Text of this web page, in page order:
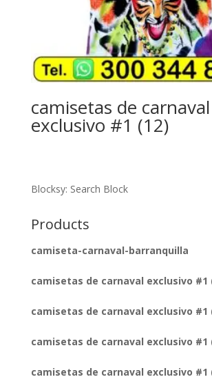
camisetas de carnaval
exclusivo #1 (12)
Blocksy: Search Block
Products
camiseta-carnaval-barranquilla
camisetas de carnaval exclusivo #1
camisetas de carnaval exclusivo #1
camisetas de carnaval exclusivo #1
camisetas de carnaval exclusivo #1